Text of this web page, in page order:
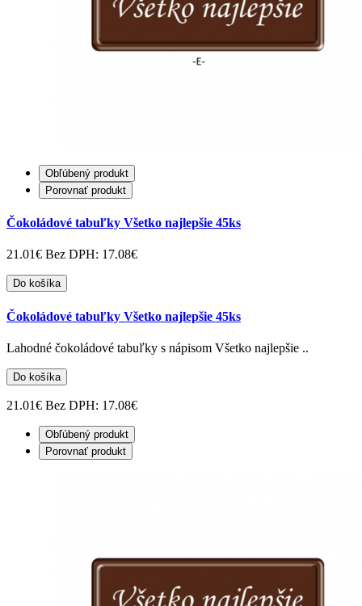
Obľúbený produkt
Porovnať produkt
Čokoládové tabuľky Všetko najlepšie 45ks
21.01€ Bez DPH: 17.08€
Do košíka
Čokoládové tabuľky Všetko najlepšie 45ks
Lahodné čokoládové tabuľky s nápisom Všetko najlepšie ..
Do košíka
21.01€ Bez DPH: 17.08€
Obľúbený produkt
Porovnať produkt